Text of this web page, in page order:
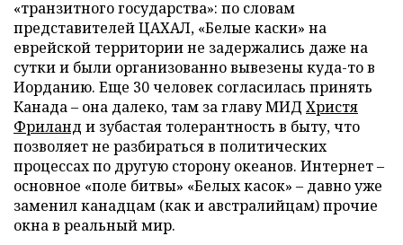
«транзитного государства»: по словам
представителей ЦАХАЛ, «Белые каски» на
еврейской территории не задержались даже на
сутки и были организованно вывезены куда-то в
Иорданию. Еще 30 человек согласилась принять
Канада – она далеко, там за главу МИД Христя
Фриланд и зубастая толерантность в быту, что
позволяет не разбираться в политических
процессах по другую сторону океанов. Интернет –
основное «поле битвы» «Белых касок» – давно уже
заменил канадцам (как и австралийцам) прочие
окна в реальный мир.